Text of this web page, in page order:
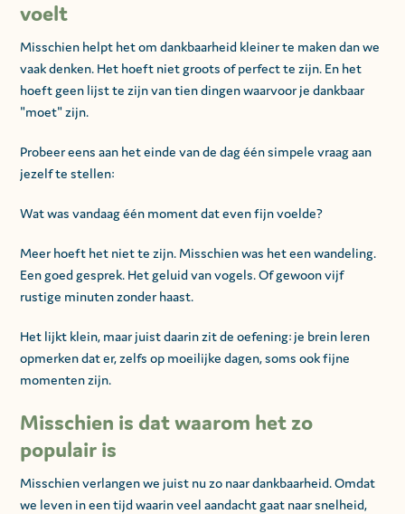
voelt
Misschien helpt het om dankbaarheid kleiner te maken dan we
vaak denken. Het hoeft niet groots of perfect te zijn. En het
hoeft geen lijst te zijn van tien dingen waarvoor je dankbaar
"moet" zijn.
Probeer eens aan het einde van de dag één simpele vraag aan
jezelf te stellen:
Wat was vandaag één moment dat even fijn voelde?
Meer hoeft het niet te zijn. Misschien was het een wandeling.
Een goed gesprek. Het geluid van vogels. Of gewoon vijf
rustige minuten zonder haast.
Het lijkt klein, maar juist daarin zit de oefening: je brein leren
opmerken dat er, zelfs op moeilijke dagen, soms ook fijne
momenten zijn.
Misschien is dat waarom het zo
populair is
Misschien verlangen we juist nu zo naar dankbaarheid. Omdat
we leven in een tijd waarin veel aandacht gaat naar snelheid,